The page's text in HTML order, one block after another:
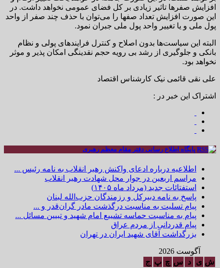
افزایش صفرها تاثیر زیادی بر کل فضای عمومی نخواهد داشت. در
این صورت افزایش تعداد صفها را می‌توان با حذف چند صفر از واحد
پول ملی و یا تغییر واحد پول ملی جبران نمود.
البته این سیاست‌ها بدون اصلاح و کنترل فرایندهای پولی و نظام
بانکی و جلوگیری از رشد بی رویه حجم نقدینگی امکان پذیر و موثر
نخواهد بود.
علی نقی قائمی نیک کارشناس اقتصاد
اشتراک این خبر در :
پایگاه اطلاع رسانی دفتر مقام معظم رهبری
اطلاعیه درباره ادعای واکنش رهبر انقلاب به نامه رئیس ...
مراسم اربعین در جوار محل شهادت رهبر انقلاب
استفتائات جدید (مرداد ماه ۱۴۰۵)
پاسخ به نامه دبیرکل و رزمندگان حزب‌الله لبنان
پیام تسلیت به مناسبت درگذشت مادر گران‌قدر و ...
پیام به مناسبت حماسه تشییع امام شهید و تبیین مسائل ...
پیام قدردانی از مردم عراق
بزرگداشت آقای شهید ایران در تهران
آگوست 2026
ش ی د س چ پ ج